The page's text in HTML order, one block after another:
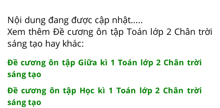
Nội dung đang được cập nhật.....
Xem thêm Đề cương ôn tập Toán lớp 2 Chân trời
sáng tạo hay khác:
Đề cương ôn tập Giữa kì 1 Toán lớp 2 Chân trời
sáng tạo
Đề cương ôn tập Học kì 1 Toán lớp 2 Chân trời
sáng tạo